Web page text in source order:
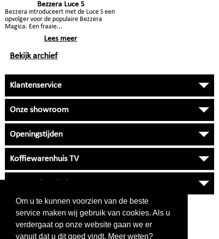
Om u te kunnen voorzien van de beste
service maken wij gebruik van cookies. Als u
verdergaat op onze website gaan we er
vanuit dat u dit goed vindt. Meer weten?
Bezzera Luce S
Bezzera introduceert met de Luce S een
opvolger voor de populaire Bezzera
Magica. Een fraaie...
Lees meer
Bekijk archief
Klantenservice
Onze showroom
Openingstijden
Koffiewarenhuis TV
VRAGEN?
038 33 34 530
klantenservice NIET BEREIKBAAR